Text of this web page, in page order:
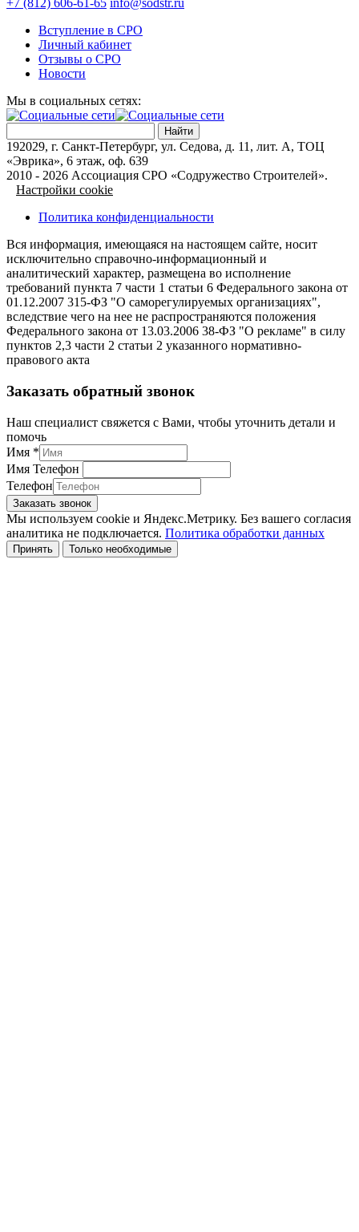
+7 (812) 606-61-65 info@sodstr.ru
Вступление в СРО
Личный кабинет
Отзывы о СРО
Новости
Мы в социальных сетях:
192029, г. Санкт-Петербург, ул. Седова, д. 11, лит. А, ТОЦ
«Эврика», 6 этаж, оф. 639
2010 - 2026 Ассоциация СРО «Содружество Строителей».
Настройки cookie
Политика конфиденциальности
Вся информация, имеющаяся на настоящем сайте, носит
исключительно справочно-информационный и
аналитический характер, размещена во исполнение
требований пункта 7 части 1 статьи 6 Федерального закона от
01.12.2007 315-ФЗ "О саморегулируемых организациях",
вследствие чего на нее не распространяются положения
Федерального закона от 13.03.2006 38-ФЗ "О рекламе" в силу
пунктов 2,3 части 2 статьи 2 указанного нормативно-
правового акта
Заказать обратный звонок
Наш специалист свяжется с Вами, чтобы уточнить детали и
помочь
Имя *
Имя Телефон
Телефон
Заказать звонок
Мы используем cookie и Яндекс.Метрику. Без вашего согласия
аналитика не подключается. Политика обработки данных
Принять Только необходимые